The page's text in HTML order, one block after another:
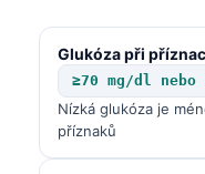
Glukóza při
≥70 mg/dl nebo
Nízká glukóza je
příznaků